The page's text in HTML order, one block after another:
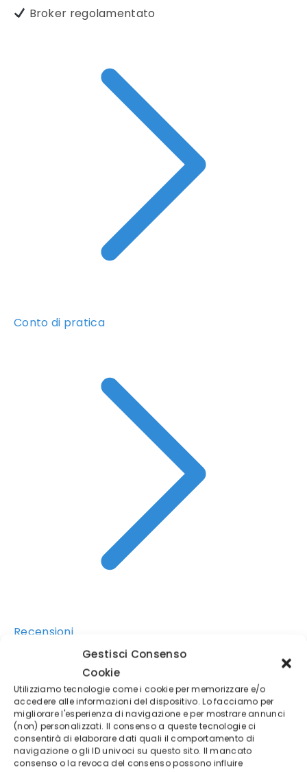
Gestisci Consenso
Cookie
Utilizziamo tecnologie come i cookie per memorizzare e/o
accedere alle informazioni del dispositivo. Lo facciamo per
migliorare l'esperienza di navigazione e per mostrare annunci
(non) personalizzati. Il consenso a queste tecnologie ci
consentirà di elaborare dati quali il comportamento di
navigazione o gli ID univoci su questo sito. Il mancato
consenso o la revoca del consenso possono influire
Broker regolamentato
Conto di pratica
Recensioni
Regulated CySEC License 247/14
✓ Conto di pratica gratuito da 10.000€
✓ Interfaccia intuitiva e strumenti avanzati